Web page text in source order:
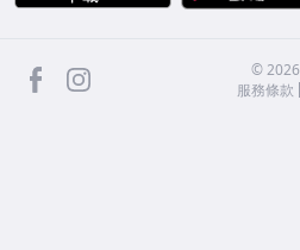
facebook ©2026
服務條款